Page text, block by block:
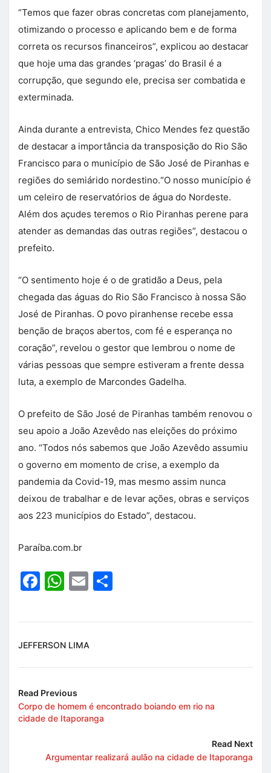
“Temos que fazer obras concretas com planejamento,
otimizando o processo e aplicando bem e de forma
correta os recursos financeiros”, explicou ao destacar
que hoje uma das grandes ‘pragas’ do Brasil é a
corrupção, que segundo ele, precisa ser combatida e
exterminada.
Ainda durante a entrevista, Chico Mendes fez questão
de destacar a importância da transposição do Rio São
Francisco para o município de São José de Piranhas e
regiões do semiárido nordestino.“O nosso município é
um celeiro de reservatórios de água do Nordeste.
Além dos açudes teremos o Rio Piranhas perene para
atender as demandas das outras regiões”, destacou o
prefeito.
“O sentimento hoje é o de gratidão a Deus, pela
chegada das águas do Rio São Francisco à nossa São
José de Piranhas. O povo piranhense recebe essa
benção de braços abertos, com fé e esperança no
coração”, revelou o gestor que lembrou o nome de
várias pessoas que sempre estiveram a frente dessa
luta, a exemplo de Marcondes Gadelha.
O prefeito de São José de Piranhas também renovou o
seu apoio a João Azevêdo nas eleições do próximo
ano. “Todos nós sabemos que João Azevêdo assumiu
o governo em momento de crise, a exemplo da
pandemia da Covid-19, mas mesmo assim nunca
deixou de trabalhar e de levar ações, obras e serviços
aos 223 municípios do Estado”, destacou.
Paraíba.com.br
Facebook
WhatsApp
Email
JEFFERSON LIMA
Read Previous
Corpo de homem é encontrado boiando em rio na
cidade de Itaporanga
Read Next
Argumentar realizará aulão na cidade de Itaporanga